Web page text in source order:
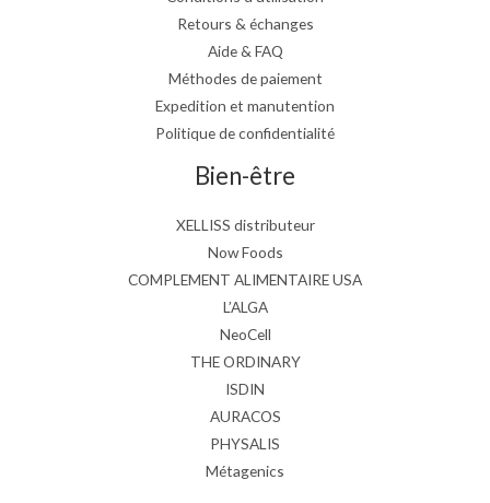
Retours & échanges
Aide & FAQ
Méthodes de paiement
Expedition et manutention
Politique de confidentialité
Bien-être
XELLISS distributeur
Now Foods
COMPLEMENT ALIMENTAIRE USA
L’ALGA
NeoCell
THE ORDINARY
ISDIN
AURACOS
PHYSALIS
Métagenics